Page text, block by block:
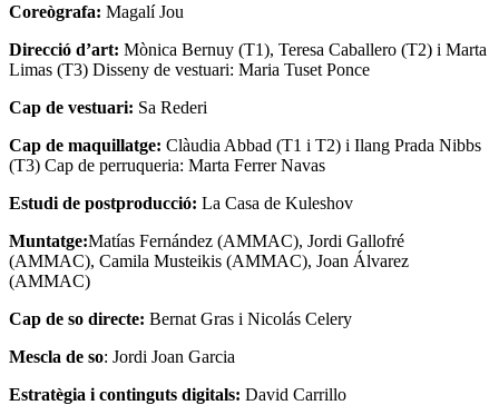
Coreògrafa: Magalí Jou
Direcció d’art: Mònica Bernuy (T1), Teresa Caballero (T2) i Marta
Limas (T3) Disseny de vestuari: Maria Tuset Ponce
Cap de vestuari: Sa Rederi
Cap de maquillatge: Clàudia Abbad (T1 i T2) i Ilang Prada Nibbs
(T3) Cap de perruqueria: Marta Ferrer Navas
Estudi de postproducció: La Casa de Kuleshov
Muntatge:Matías Fernández (AMMAC), Jordi Gallofré
(AMMAC), Camila Musteikis (AMMAC), Joan Álvarez
(AMMAC)
Cap de so directe: Bernat Gras i Nicolás Celery
Mescla de so: Jordi Joan Garcia
Estratègia i continguts digitals: David Carrillo